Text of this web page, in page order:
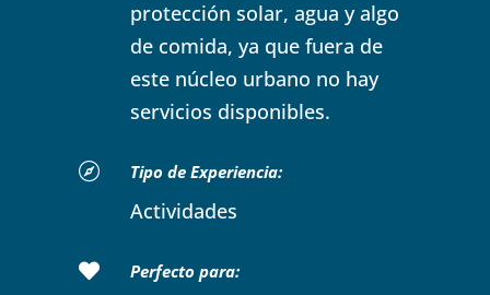
protección solar, agua y algo
de comida, ya que fuera de
este núcleo urbano no hay
servicios disponibles.
 Tipo de Experiencia:
Actividades
 Perfecto para: